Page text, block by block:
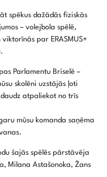
spēkus dažādās fiziskās
– volejbola spēlē,
par ERASMUS+
Parlamentu Briselē –
skolēni uzstājās ļoti
atpaliekot no trīs
mūsu komanda saņēma
šajās spēlēs pārstāvēja
Milana Astašonoka, Žans